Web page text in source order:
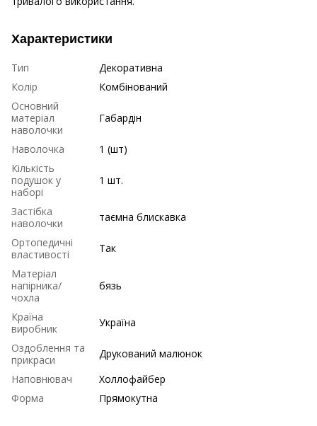
Характеристики
Тип
Декоративна
Колір
Комбінований
Основний
матеріал
наволочки
Габардін
Наволочка
1 (шт)
Кількість
подушок у
наборі
1 шт.
Застібка
наволочки
таємна блискавка
Ортопедичні
властивості
Так
Матеріал
напірника/
чохла
бязь
Країна
виробник
Україна
Оздоблення та
прикраси
Друкований малюнок
Наповнювач
Холлофайбер
Форма
Прямокутна